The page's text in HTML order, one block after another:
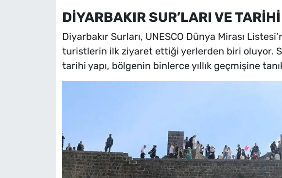
DİYARBAKIR SUR’LARI VE
Diyarbakır Surları, UNESCO Dünya Mirası
turistlerin ilk ziyaret ettiği yerlerden biri oluyor.
tarihi yapı, bölgenin binlerce yıllık geçmişine